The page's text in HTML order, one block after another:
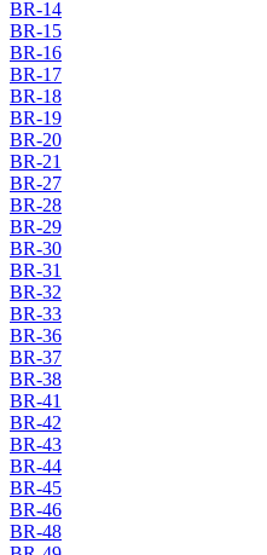
BR-14
BR-15
BR-16
BR-17
BR-18
BR-19
BR-20
BR-21
BR-27
BR-28
BR-29
BR-30
BR-31
BR-32
BR-33
BR-36
BR-37
BR-38
BR-41
BR-42
BR-43
BR-44
BR-45
BR-46
BR-48